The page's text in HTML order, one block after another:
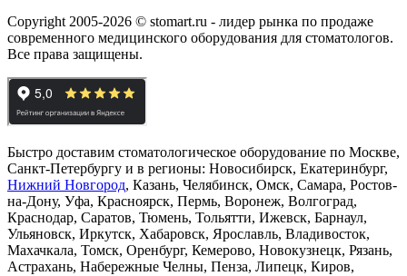
Copyright 2005-2026 © stomart.ru - лидер рынка по продаже
современного медицинского оборудования для стоматологов.
Все права защищены.
Быстро доставим стоматологическое оборудование по Москве,
Санкт-Петербургу и в регионы: Новосибирск, Екатеринбург,
Нижний Новгород, Казань, Челябинск, Омск, Самара, Ростов-
на-Дону, Уфа, Красноярск, Пермь, Воронеж, Волгоград,
Краснодар, Саратов, Тюмень, Тольятти, Ижевск, Барнаул,
Ульяновск, Иркутск, Хабаровск, Ярославль, Владивосток,
Махачкала, Томск, Оренбург, Кемерово, Новокузнецк, Рязань,
Астрахань, Набережные Челны, Пенза, Липецк, Киров,